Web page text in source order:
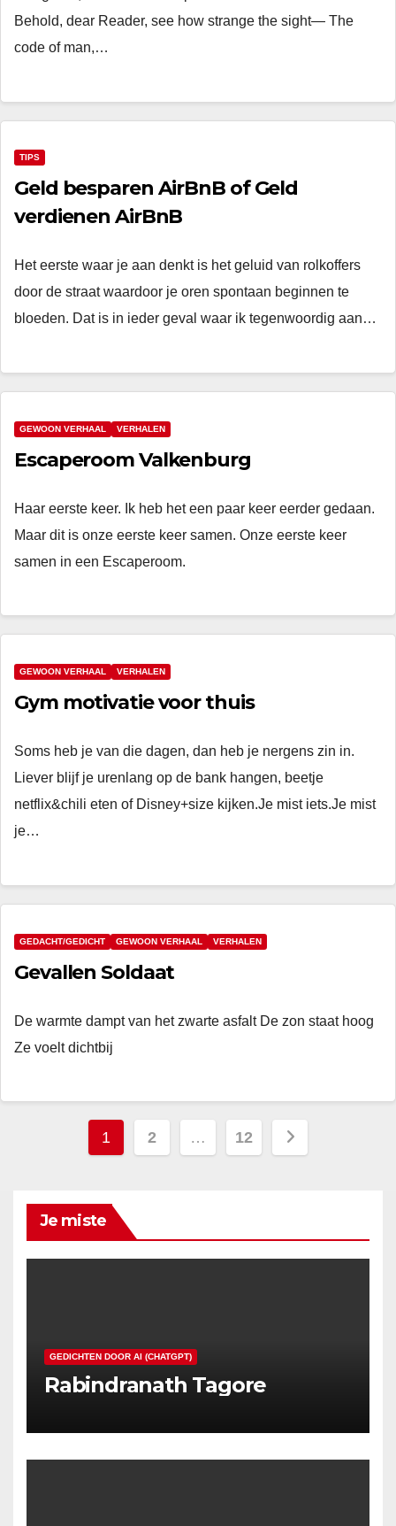
Behold, dear Reader, see how strange the sight— The
code of man,…
TIPS
Geld besparen AirBnB of Geld
verdienen AirBnB
Het eerste waar je aan denkt is het geluid van rolkoffers
door de straat waardoor je oren spontaan beginnen te
bloeden. Dat is in ieder geval waar ik tegenwoordig aan…
GEWOON VERHAAL VERHALEN
Escaperoom Valkenburg
Haar eerste keer. Ik heb het een paar keer eerder gedaan.
Maar dit is onze eerste keer samen. Onze eerste keer
samen in een Escaperoom.
GEWOON VERHAAL VERHALEN
Gym motivatie voor thuis
Soms heb je van die dagen, dan heb je nergens zin in.
Liever blijf je urenlang op de bank hangen, beetje
netflix&chili eten of Disney+size kijken.Je mist iets.Je mist
je…
GEDACHT/GEDICHT GEWOON VERHAAL VERHALEN
Gevallen Soldaat
De warmte dampt van het zwarte asfalt De zon staat hoog
Ze voelt dichtbij
Berichten
1 2 … 12
Je miste
GEDICHTEN DOOR AI (CHATGPT)
Rabindranath Tagore